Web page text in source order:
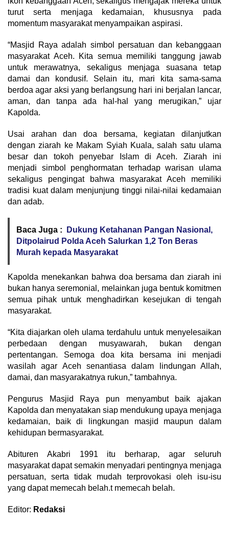
turut serta menjaga kedamaian, khususnya pada
momentum masyarakat menyampaikan aspirasi.
“Masjid Raya adalah simbol persatuan dan kebanggaan
masyarakat Aceh. Kita semua memiliki tanggung jawab
untuk merawatnya, sekaligus menjaga suasana tetap
damai dan kondusif. Selain itu, mari kita sama-sama
berdoa agar aksi yang berlangsung hari ini berjalan lancar,
aman, dan tanpa ada hal-hal yang merugikan,” ujar
Kapolda.
Usai arahan dan doa bersama, kegiatan dilanjutkan
dengan ziarah ke Makam Syiah Kuala, salah satu ulama
besar dan tokoh penyebar Islam di Aceh. Ziarah ini
menjadi simbol penghormatan terhadap warisan ulama
sekaligus pengingat bahwa masyarakat Aceh memiliki
tradisi kuat dalam menjunjung tinggi nilai-nilai kedamaian
dan adab.
Baca Juga :
Dukung Ketahanan Pangan Nasional,
Ditpolairud Polda Aceh Salurkan 1,2 Ton Beras
Murah kepada Masyarakat
Kapolda menekankan bahwa doa bersama dan ziarah ini
bukan hanya seremonial, melainkan juga bentuk komitmen
semua pihak untuk menghadirkan kesejukan di tengah
masyarakat.
“Kita diajarkan oleh ulama terdahulu untuk menyelesaikan
perbedaan dengan musyawarah, bukan dengan
pertentangan. Semoga doa kita bersama ini menjadi
wasilah agar Aceh senantiasa dalam lindungan Allah,
damai, dan masyarakatnya rukun,” tambahnya.
Pengurus Masjid Raya pun menyambut baik ajakan
Kapolda dan menyatakan siap mendukung upaya menjaga
kedamaian, baik di lingkungan masjid maupun dalam
kehidupan bermasyarakat.
Abituren Akabri 1991 itu berharap, agar seluruh
masyarakat dapat semakin menyadari pentingnya menjaga
persatuan, serta tidak mudah terprovokasi oleh isu-isu
yang dapat memecah belah.t memecah belah.
Editor: Redaksi